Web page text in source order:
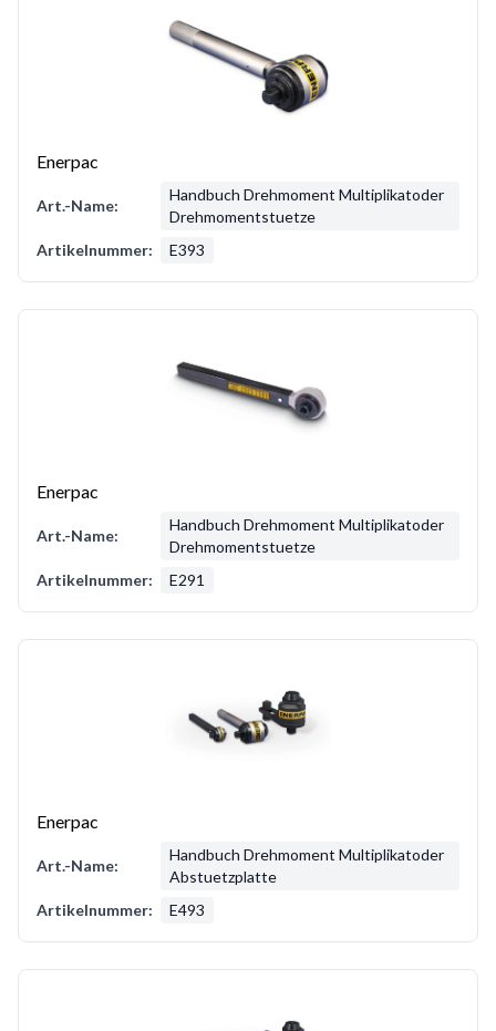
Enerpac
Art.-Name:
Handbuch Drehmoment Multiplikatoder
Drehmomentstuetze
Artikelnummer:
E393
Enerpac
Art.-Name:
Handbuch Drehmoment Multiplikatoder
Drehmomentstuetze
Artikelnummer:
E291
Enerpac
Art.-Name:
Handbuch Drehmoment Multiplikatoder
Abstuetzplatte
Artikelnummer:
E493